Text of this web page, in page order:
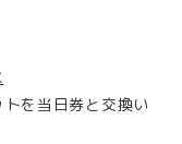
を当日券と交換い